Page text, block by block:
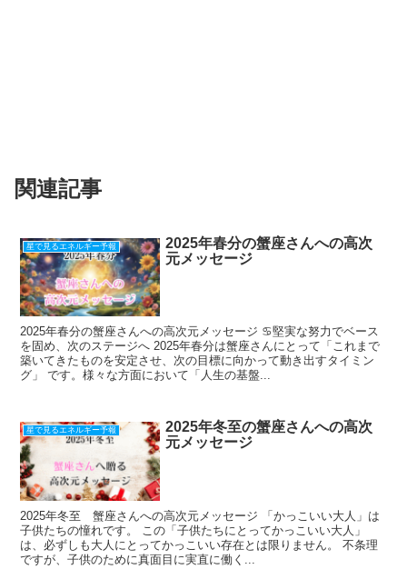
関連記事
星で見るエネルギー予報
2025年春分の蟹座さんへの高次
元メッセージ
2025年春分の蟹座さんへの高次元メッセージ ♋️堅実な努力でベース
を固め、次のステージへ 2025年春分は蟹座さんにとって「これまで
築いてきたものを安定させ、次の目標に向かって動き出すタイミン
グ」 です。様々な方面において「人生の基盤...
星で見るエネルギー予報
2025年冬至の蟹座さんへの高次
元メッセージ
2025年冬至 蟹座さんへの高次元メッセージ 「かっこいい大人」は
子供たちの憧れです。 この「子供たちにとってかっこいい大人」
は、必ずしも大人にとってかっこいい存在とは限りません。 不条理
ですが、子供のために真面目に実直に働く...